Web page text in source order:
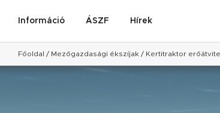
Információ ÁSZF Hírek
Főoldal / Mezőgazdasági ékszíjak / Kertitraktor